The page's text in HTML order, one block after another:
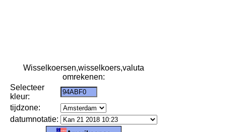
Wisselkoersen,wisselkoers,valuta
omrekenen:
Selecteer
kleur:
tijdzone:
datumnotatie: